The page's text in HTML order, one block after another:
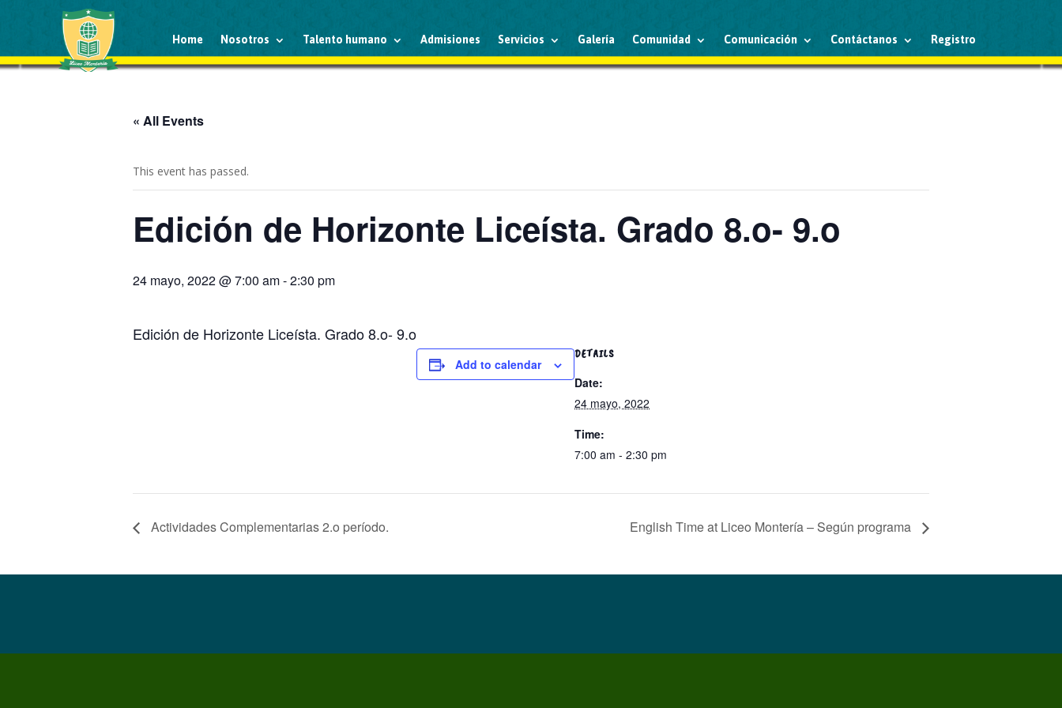
Home Nosotros Talento humano Admisiones Servicios Galería Comunidad Comunicación Contáctanos Registro
« All Events
This event has passed.
Edición de Horizonte Liceísta. Grado 8.o- 9.o
24 mayo, 2022 @ 7:00 am-2:30 pm
Edición de Horizonte Liceísta. Grado 8.o- 9.o
Add to calendar
DETAILS
Date:
24 mayo, 2022
Time:
7:00 am - 2:30 pm
Actividades Complementarias 2.o período. English Time at Liceo Montería – Según programa